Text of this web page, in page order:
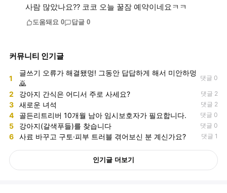
사람 많았나요?? 코코 오늘 꿀잠 예약이네요ㅋㅋ
도움돼요 0 답글 0
커뮤니티 인기글
1
글쓰기 오류가 해결됐멍! 그동안 답답하게 해서 미안하멍
🙇
댓글 0
2 강아지 간식은 어디서 주로 사세요? 댓글 2
3 새로운 녀석 댓글 2
4 골든리트리버 10개월 남아 임시보호자가 필요합니다. 댓글 0
5 강아지(갈색푸들)를 찾습니다 댓글 0
6 사료 바꾸고 구토·피부 트러블 겪어보신 분 계신가요? 댓글 1
인기글 더보기